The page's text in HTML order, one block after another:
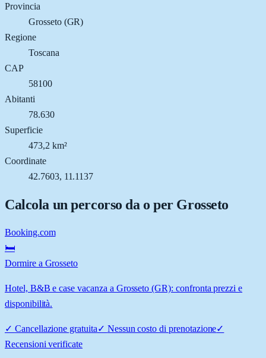
Provincia
Grosseto (GR)
Regione
Toscana
CAP
58100
Abitanti
78.630
Superficie
473,2 km²
Coordinate
42.7603, 11.1137
Calcola un percorso da o per Grosseto
Booking.com
🛏️
Dormire a Grosseto
Hotel, B&B e case vacanza a Grosseto (GR): confronta prezzi e
disponibilità.
✓ Cancellazione gratuita✓ Nessun costo di prenotazione✓
Recensioni verificate